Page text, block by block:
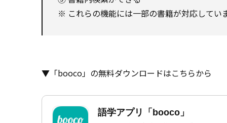
※ これらの機能には一部の書籍が対応してい
▼「booco」の無料ダウンロードはこちらから